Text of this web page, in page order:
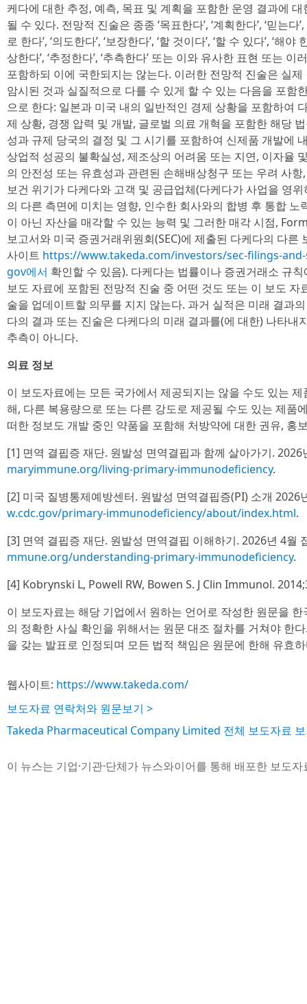
케다에 대한 추정, 예측, 목표 및 계획을 포함한 운영 결과에
될 수 있다. 전망적 진술은 종종 ‘목표한다’, ‘계획한다’, ‘믿는다’,
로 한다’, ‘의도한다’, ‘보장한다’, ‘할 것이다’, ‘할 수 있다’, ‘해야
상한다’, ‘추정한다’, ‘추측한다’ 또는 이와 유사한 표현 또는
포함하되 이에 국한되지는 않는다. 이러한 전망적 진술은 실
암시된 것과 실질적으로 다를 수 있게 할 수 있는 다음을 포함
으로 한다: 일본과 미국 내의 일반적인 경제 상황을 포함하여
제 상황, 경쟁 압력 및 개발, 글로벌 의료 개혁을 포함한 해당
성과 규제 당국의 결정 및 그 시기를 포함하여 신제품 개발에
상업적 성공의 불확실성, 제조상의 어려움 또는 지연, 이자율
의 안전성 또는 유효성과 관련된 손해배상청구 또는 우려 사
보건 위기가 다케다와 고객 및 공급업체(다케다가 사업을 영
의 다른 측면에 미치는 영향, 인수한 회사와의 합병 후 통합
이 아닌 자산을 매각할 수 있는 능력 및 그러한 매각 시점,
보고서와 미국 증권거래위원회(SEC)에 제출된 다케다의 다
사이트 https://www.takeda.com/investors/sec-filings-
gov에서 확인할 수 있음). 다케다는 법률이나 증권거래소 규
보도 자료에 포함된 전망적 진술 중 어떤 것도 또는 이 보도
술을 업데이트할 의무를 지지 않는다. 과거 실적은 미래 결과
다의 결과 또는 진술은 다케다의 미래 결과를(에 대한) 나타내
추측이 아니다.
의료 정보
이 보도자료에는 모든 국가에서 제공되지는 않을 수도 있는
해, 다른 복용량으로 또는 다른 강도로 제공될 수도 있는 제품
떠한 정보도 개발 중인 약품을 포함해 처방약에 대한 권유, 홍
[1] 면역 결핍증 재단. 원발성 면역결핍과 함께 살아가기.
maryimmune.org/living-primary-immunodeficiency.
[2] 미국 질병통제예방센터. 원발성 면역결핍증(PI) 소개
w.cdc.gov/primary-immunodeficiency/about/index.html.
[3] 면역 결핍증 재단. 원발성 면역결핍 이해하기. 2026년 4월
mmune.org/understanding-primary-immunodeficiency.
[4] Kobrynski L, Powell RW, Bowen S. J Clin Immunol.
이 보도자료는 해당 기업에서 원하는 언어로 작성한 원문을
의 정확한 사실 확인을 위해서는 원문 대조 절차를 거쳐야 한
을 갖는 발표로 인정되며 모든 법적 책임은 원문에 한해 유효
웹사이트: https://www.takeda.com/
보도자료 연락처와 원문보기 >
Takeda Pharmaceutical Company Limited 전체 보도자료
이 뉴스는 기업·기관·단체가 뉴스와이어를 통해 배포한 보도